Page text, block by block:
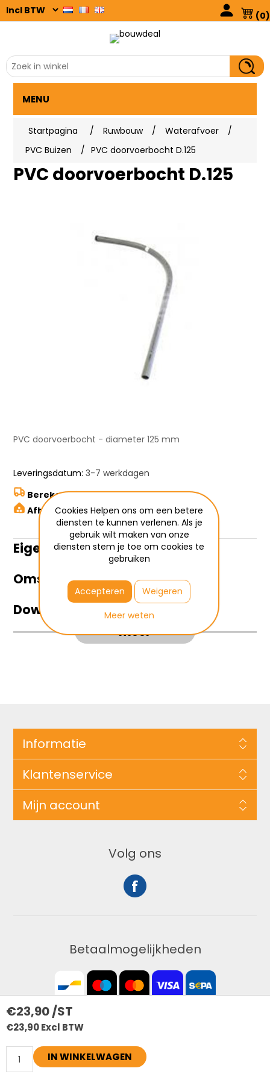
(0)
MENU
Startpagina / Ruwbouw / Waterafvoer
/
PVC Buizen
/ PVC doorvoerbocht D.125
PVC doorvoerbocht D.125
PVC doorvoerbocht - diameter 125 mm
Leveringsdatum: 3-7 werkdagen
€23,90 /ST
€23,90 Excl BTW
IN WINKELWAGEN
Bereken hier de verzendkosten
Afhalen in Wetteren
Eigenschappen
Omschrijving
Downloads
meer
Informatie
Klantenservice
Mijn account
Volg ons
Betaalmogelijkheden
Copyright ; 2026 bouwdeal. Alle rechten voorbehouden
Powered bynopCommerce
Cookies Helpen ons om een betere
diensten te kunnen verlenen. Als je
gebruik wilt maken van onze
diensten stem je toe om cookies te
gebruiken
Accepteren
Weigeren
Meer weten